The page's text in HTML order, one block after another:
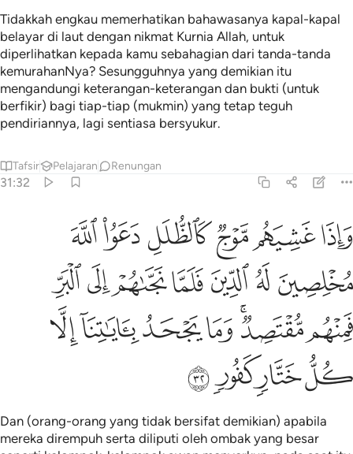
Tidakkah engkau memerhatikan bahawasanya kapal-kapal
belayar di laut dengan nikmat Kurnia Allah, untuk
diperlihatkan kepada kamu sebahagian dari tanda-tanda
kemurahanNya? Sesungguhnya yang demikian itu
mengandungi keterangan-keterangan dan bukti (untuk
berfikir) bagi tiap-tiap (mukmin) yang tetap teguh
pendiriannya, lagi sentiasa bersyukur.
Tafsir Pelajaran Renungan
31:32
واذا غشيهم موج كالظلل دعوا الله مخلصين له الدين فلما نجاهم الى
وَإِذَا غَشِيَهُم مَّوْجٌۭ كَٱلظُّلَلِ دَعَوُا۟ ٱللَّهَ مُخْلِصِينَ لَهُ ٱلدِّينَ فَلَمَّا
ﲂﲃﲄﲅﲆﲇ
ﲈﲉﲊﲋﲌﲍﲎ
ﲏﲐﲑﲒﲓﲔﲕ
ﲖﲗﲘﲙ
Dan (orang-orang yang tidak bersifat demikian) apabila
mereka dirempuh serta diliputi oleh ombak yang besar